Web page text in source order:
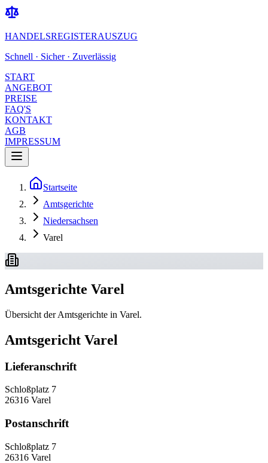
HANDELSREGISTERAUSZUG
Schnell · Sicher · Zuverlässig
START
ANGEBOT
PREISE
FAQ'S
KONTAKT
AGB
IMPRESSUM
Startseite
Amtsgerichte
Niedersachsen
Varel
Amtsgerichte Varel
Übersicht der Amtsgerichte in Varel.
Amtsgericht Varel
Lieferanschrift
Schloßplatz 7
26316 Varel
Postanschrift
Schloßplatz 7
26316 Varel